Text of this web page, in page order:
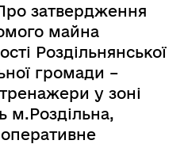
затвердження
майна
Роздільнянської
громади –
у зоні
м.Роздільна,
оперативне